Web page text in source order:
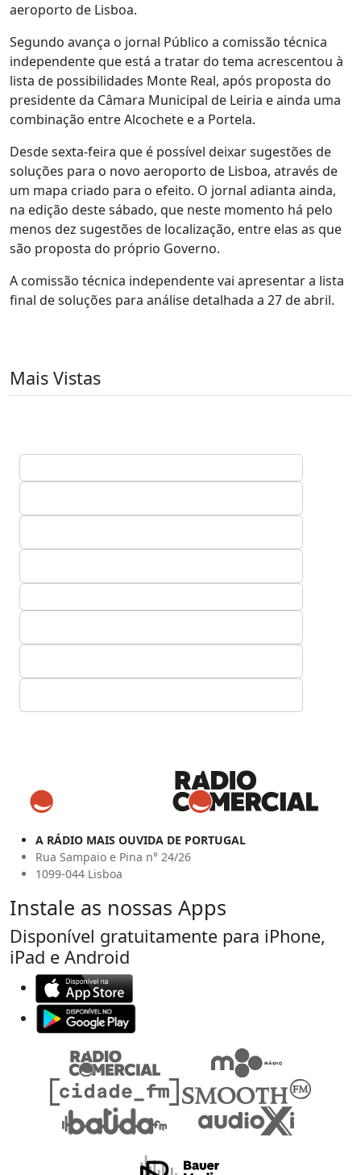
aeroporto de Lisboa.
Segundo avança o jornal Público a comissão técnica
independente que está a tratar do tema acrescentou à
lista de possibilidades Monte Real, após proposta do
presidente da Câmara Municipal de Leiria e ainda uma
combinação entre Alcochete e a Portela.
Desde sexta-feira que é possível deixar sugestões de
soluções para o novo aeroporto de Lisboa, através de
um mapa criado para o efeito. O jornal adianta ainda,
na edição deste sábado, que neste momento há pelo
menos dez sugestões de localização, entre elas as que
são proposta do próprio Governo.
A comissão técnica independente vai apresentar a lista
final de soluções para análise detalhada a 27 de abril.
Mais Vistas
A RÁDIO MAIS OUVIDA DE PORTUGAL
Rua Sampaio e Pina n° 24/26
1099-044 Lisboa
Instale as nossas Apps
Disponível gratuitamente para iPhone,
iPad e Android